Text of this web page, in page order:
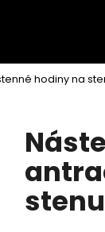
hodiny na
stenu